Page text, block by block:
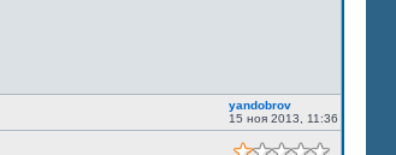
yandobrov
15 ноя 2013, 11:36